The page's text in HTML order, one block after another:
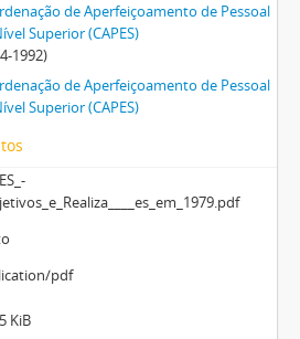
de Aperfeiçoamento de Pessoal
Superior (CAPES)
1992)
de Aperfeiçoamento de Pessoal
Superior (CAPES)
pdf
KiB